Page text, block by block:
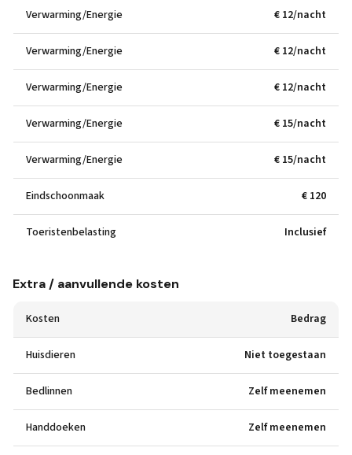
Verwarming/Energie € 12/nacht
Verwarming/Energie € 12/nacht
Verwarming/Energie € 12/nacht
Verwarming/Energie € 15/nacht
Verwarming/Energie € 15/nacht
Eindschoonmaak € 120
Toeristenbelasting Inclusief
Extra / aanvullende kosten
Kosten Bedrag
Huisdieren Niet toegestaan
Bedlinnen Zelf meenemen
Handdoeken Zelf meenemen